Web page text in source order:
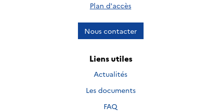
Plan d'accès
Nous contacter
Liens utiles
Actualités
Les documents
FAQ